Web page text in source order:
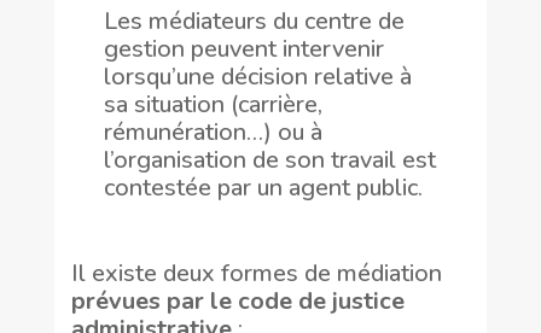
Les médiateurs du centre de
gestion peuvent intervenir
lorsqu’une décision relative à
sa situation (carrière,
rémunération…) ou à
l’organisation de son travail est
contestée par un agent public.
Il existe deux formes de médiation
prévues par le code de justice